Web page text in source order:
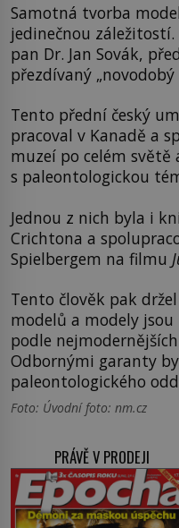
Samotná tvorba
jedinečnou
pan Dr. Jan Sovák,
přezdívaný „novodobý
Tento přední český
pracoval v Kanadě a
muzeí po celém
s paleontologickou
Jednou z nich byla i
Crichtona a
Spielbergem na filmu
Tento člověk pak
modelů a modely
podle
Odbornými garanty
paleontologického
Foto: Úvodní foto: nm.cz
PRÁVĚ V PRODEJI